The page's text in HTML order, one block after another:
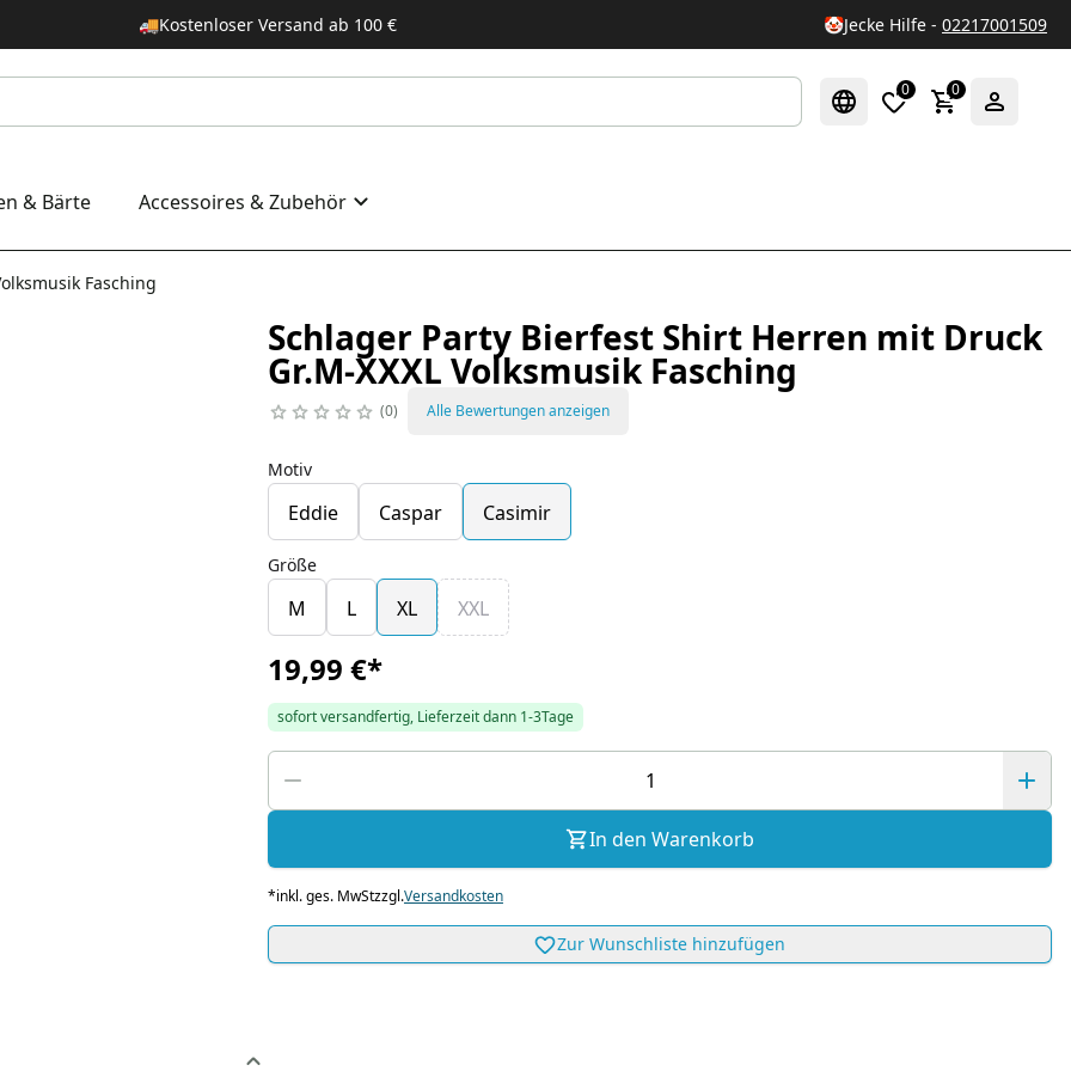
🚚Kostenloser Versand ab 100 € 🤡Jecke Hilfe -02217001509
0 0
& Bärte Accessoires & Zubehör
Fasching
Schlager Party Bierfest Shirt Herren mit Druck
Gr.M-XXXL Volksmusik Fasching
0 Alle Bewertungen anzeigen
Motiv
Eddie Caspar Casimir
Größe
M L XL XXL
19,99 €*
sofort versandfertig, Lieferzeit dann 1-3Tage
In den Warenkorb
*inkl. ges. MwStzzgl.Versandkosten
Zur Wunschliste hinzufügen